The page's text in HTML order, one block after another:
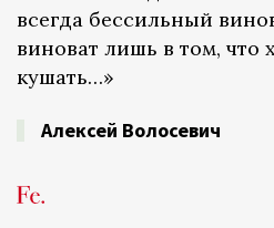
всегда бессильный
виноват лишь в том, что
кушать…»
Алексей Волосевич